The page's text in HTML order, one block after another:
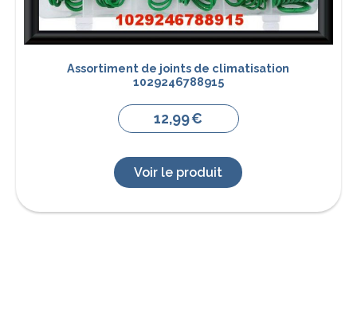
Assortiment de joints de climatisation
1029246788915
12,99€
Voir le produit